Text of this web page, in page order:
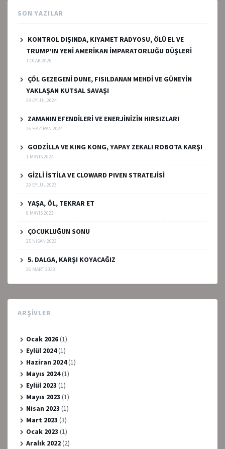
SON YAZILAR
KONTROL DIŞINDA, KIYAMET RADYOSU, ÖLÜ EL VE
TRUMP’IN YENİ AMERİKAN İMPARATORLUĞU DÜŞLERİ
1 OCAK 2026
ÇÖL GEZEGENİ DUNE, FISILDANAN MEHDİ VE GÜNEYİN
YAKLAŞAN KUTSAL SAVAŞI
29 EYLÜL 2024
ZAMANIN EFENDİLERİ VE ENERJİNİZİN HIRSIZLARI
26 HAZIRAN 2024
GODZİLLA VE KING KONG, YAPAY ZEKALI ROBOTA KARŞI
1 MAYIS 2024
GİZLİ İSTİLA VE CLOWARD PIVEN STRATEJİSİ
29 EYLÜL 2023
YAŞA, ÖL, TEKRAR ET
9 MAYIS 2023
ÇOCUKLUĞUN SONU
25 NISAN 2023
5. DALGA, KARŞI KOYACAĞIZ
26 MART 2023
ARŞIVLER
Ocak 2026(1)
Eylül 2024(1)
Haziran 2024(1)
Mayıs 2024(1)
Eylül 2023 (1)
Mayıs 2023 (1)
Nisan 2023 (1)
Mart 2023 (3)
Ocak 2023 (1)
Aralık 2022(2)